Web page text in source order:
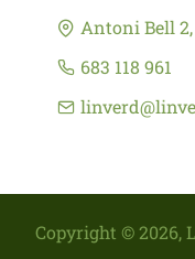
REFIX
Sant Aniol
Santiveri
Sol Natural
Soria Natural
Antoni Bell 2,
683 118 961
Copyright ©2026,